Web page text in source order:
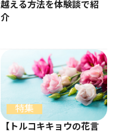
越える方法を体験談で紹
介
特集
【トルコキキョウの花言